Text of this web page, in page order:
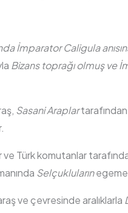
İmparator Caligula
Bizans toprağı olmuş ve
Sasani Araplar
ve Türk komutanlar
Selçukluların
ve çevresinde aralıklarla